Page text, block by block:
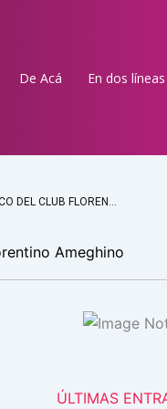
De Acá En dos líneas
Ameghino
ÚLTIMAS